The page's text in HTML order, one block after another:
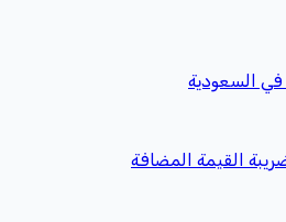
في السعودية
القيمة المضافة